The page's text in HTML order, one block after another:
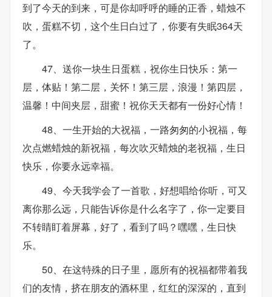
到了今天的到来，可是你却呼呼的睡的正香，蜡烛不
吹，蛋糕不切，这个生日白过了，你要有失眠364天
了。
47、送你一块生日蛋糕，祝你生日快乐：第一
层，体贴！第二层，关怀！第三层，浪漫！第四层，
温馨！中间夹层，甜蜜！祝你天天都有一份好心情！
48、一生开始的大祝福，一路匆匆的小祝福，每
次点燃蜡烛的新祝福，每次吹灭蜡烛的老祝福，生日
快乐，你要永远幸福。
49、今天我学会了一首歌，好想唱给你听，可又
离你那么远，只能告诉你是什么名字了，你一定要目
不转睛盯着屏幕，好了，看到了吗？嘿嘿，生日快
乐。
50、在这特殊的日子里，愿所有的祝福都带着我
们的友情，挤在朋友的酒杯里，红红的深深的，直到